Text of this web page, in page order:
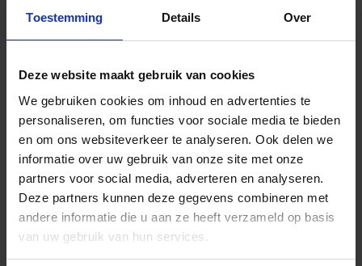
Toestemming Details Over
Deze website maakt gebruik van cookies
We gebruiken cookies om inhoud en advertenties te
personaliseren, om functies voor sociale media te bieden
en om ons websiteverkeer te analyseren. Ook delen we
informatie over uw gebruik van onze site met onze
partners voor social media, adverteren en analyseren.
Deze partners kunnen deze gegevens combineren met
andere informatie die u aan ze heeft verzameld op basis
van uw gebruik van hun services.